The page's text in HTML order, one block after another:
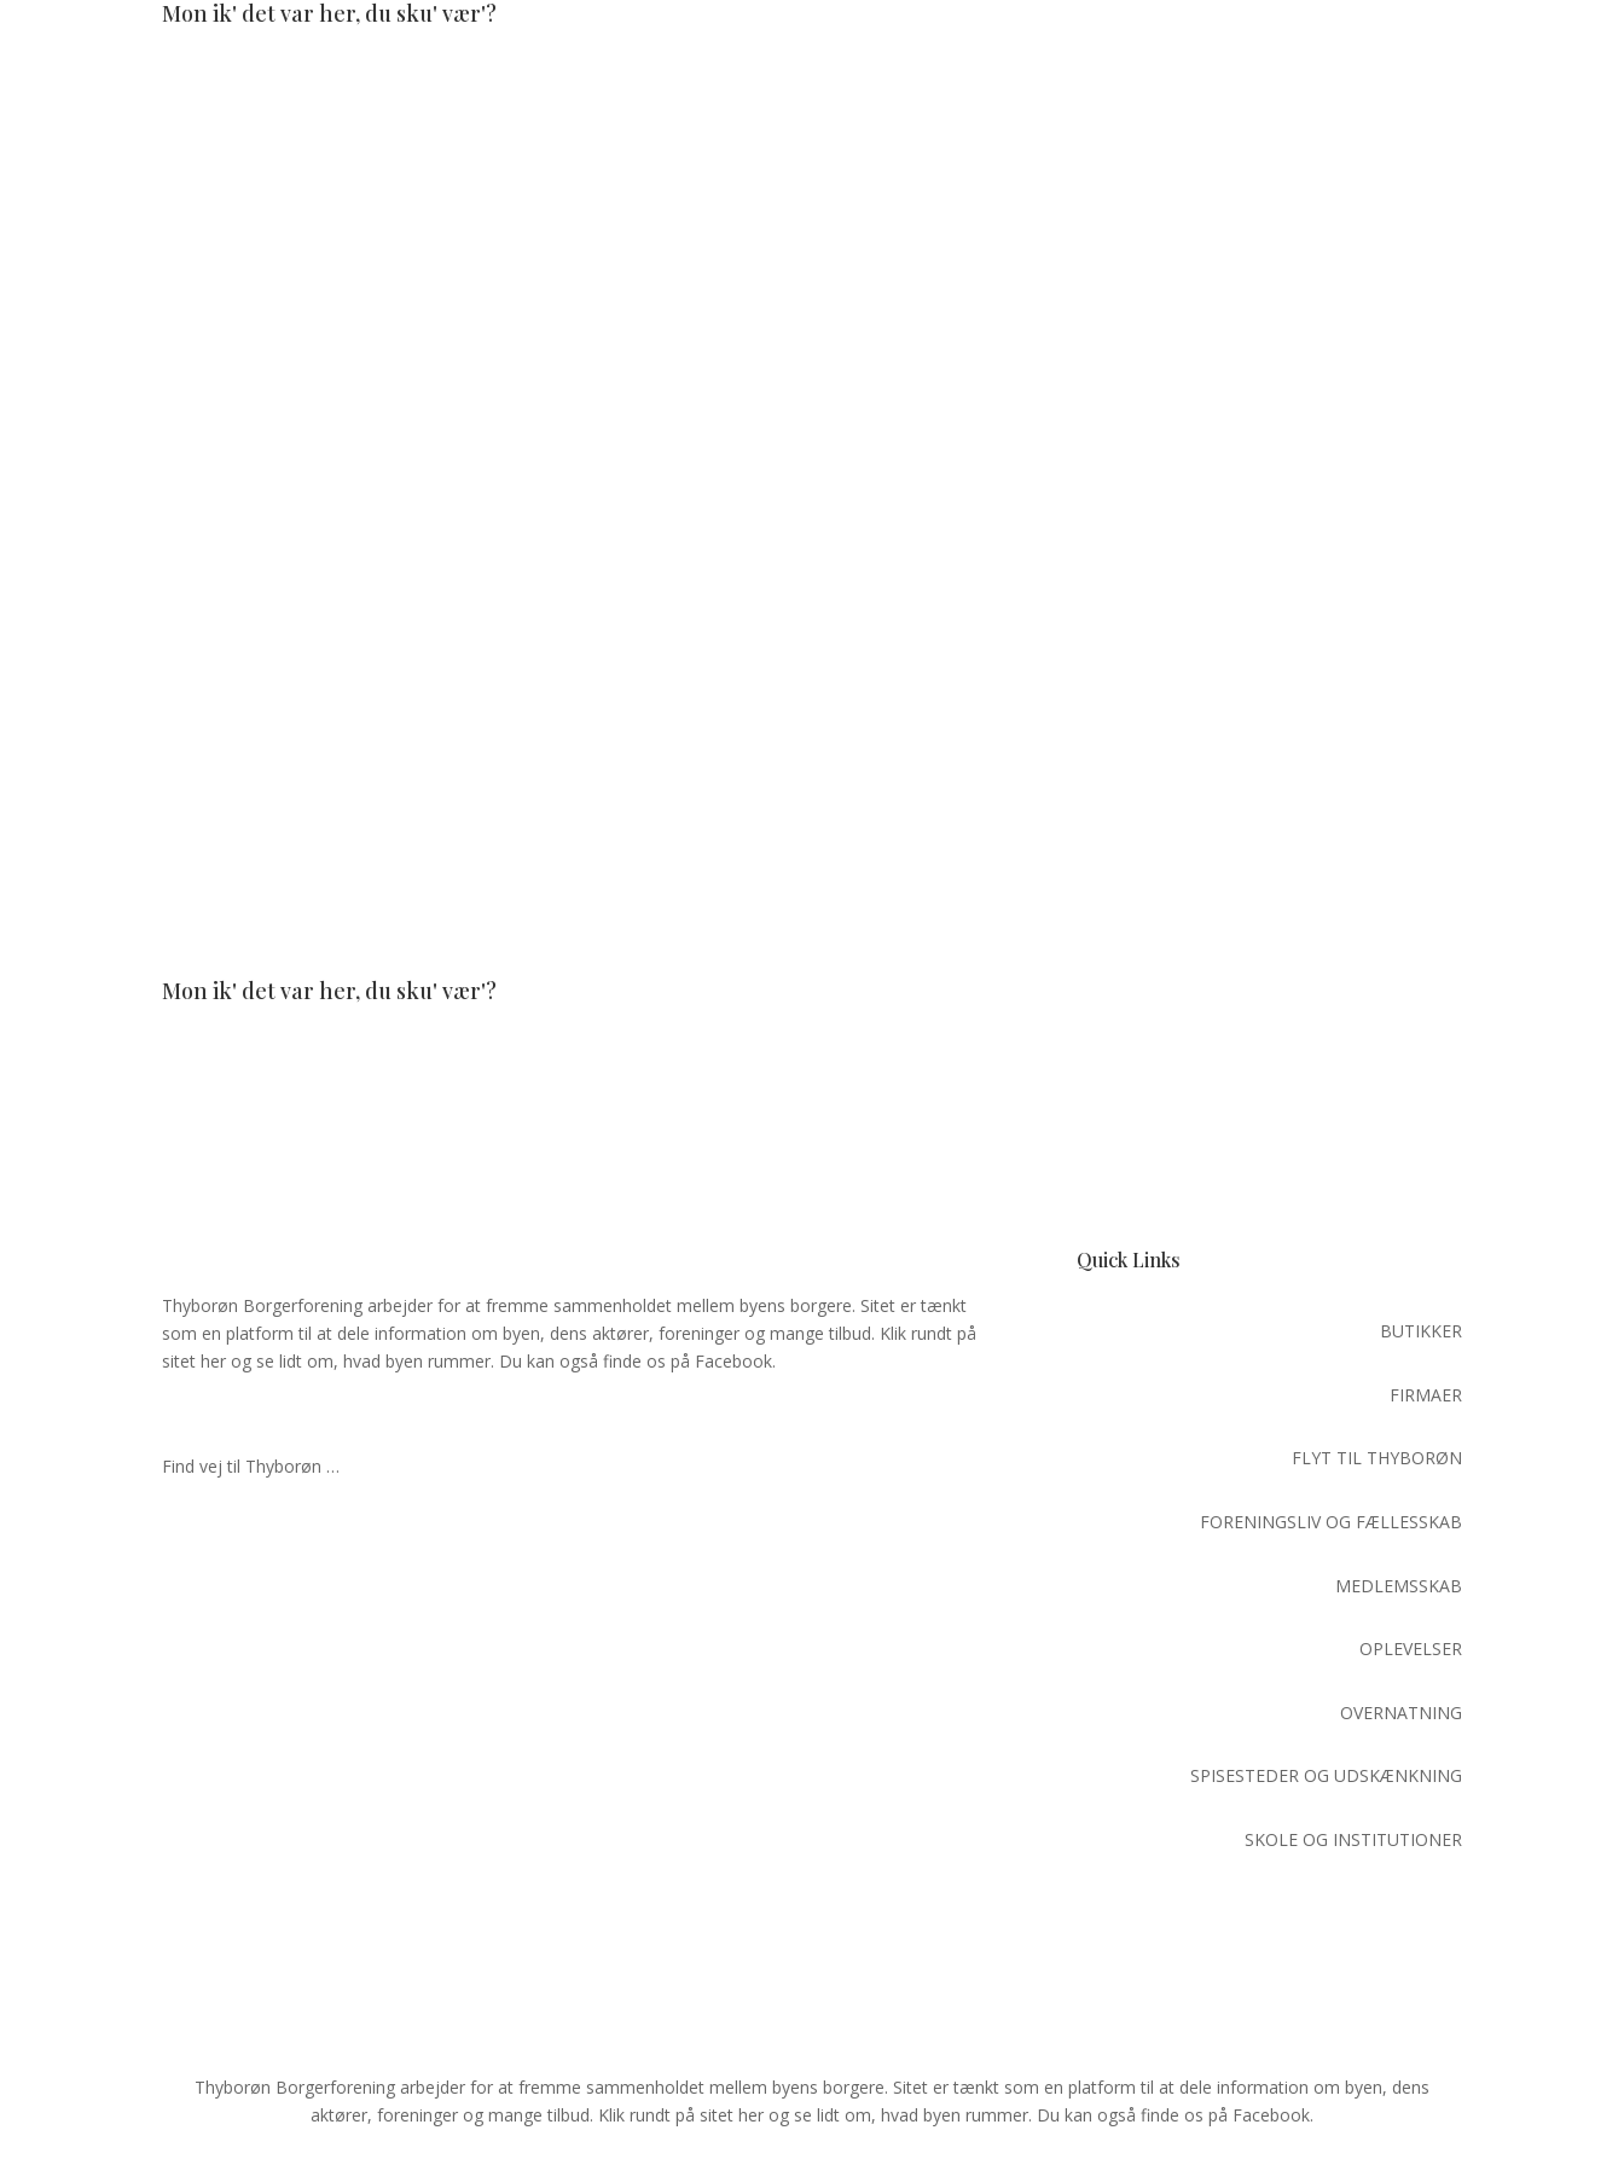
Mon ik' det var her, du sku' vær'?
Mon ik' det var her, du sku' vær'?
Thyborøn Borgerforening arbejder for at fremme sammenholdet mellem byens borgere. Sitet er tænkt
som en platform til at dele information om byen, dens aktører, foreninger og mange tilbud. Klik rundt på
sitet her og se lidt om, hvad byen rummer. Du kan også finde os på Facebook.
Find vej til Thyborøn …
Quick Links
BUTIKKER
FIRMAER
FLYT TIL THYBORØN
FORENINGSLIV OG FÆLLESSKAB
MEDLEMSSKAB
OPLEVELSER
OVERNATNING
SPISESTEDER OG UDSKÆNKNING
SKOLE OG INSTITUTIONER
Thyborøn Borgerforening arbejder for at fremme sammenholdet mellem byens borgere. Sitet er tænkt som en platform til at dele information om byen, dens
aktører, foreninger og mange tilbud. Klik rundt på sitet her og se lidt om, hvad byen rummer. Du kan også finde os på Facebook.